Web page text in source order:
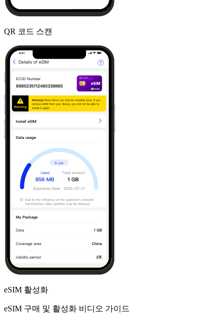
QR 코드 스캔
eSIM 활성화
eSIM 구매 및 활성화 비디오 가이드